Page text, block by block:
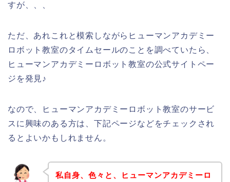
すが、、、
ただ、あれこれと模索しながらヒューマンアカデミー
ロボット教室のタイムセールのことを調べていたら、
ヒューマンアカデミーロボット教室の公式サイトペー
ジを発見♪
なので、ヒューマンアカデミーロボット教室のサービ
スに興味のある方は、下記ページなどをチェックされ
るとよいかもしれません。
私自身、色々と、ヒューマンアカデミーロ